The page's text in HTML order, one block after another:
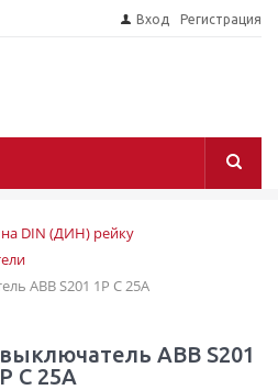
Вход Регистрация
DIN (ДИН) рейку
ABB S201 1P C 25A
ABB S201
C 25A